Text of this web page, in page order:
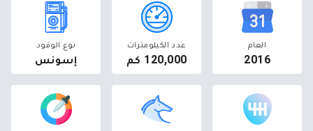
العام
2016
عدد الكيلومترات
120,000 كم
نوع الوقود
إسونس